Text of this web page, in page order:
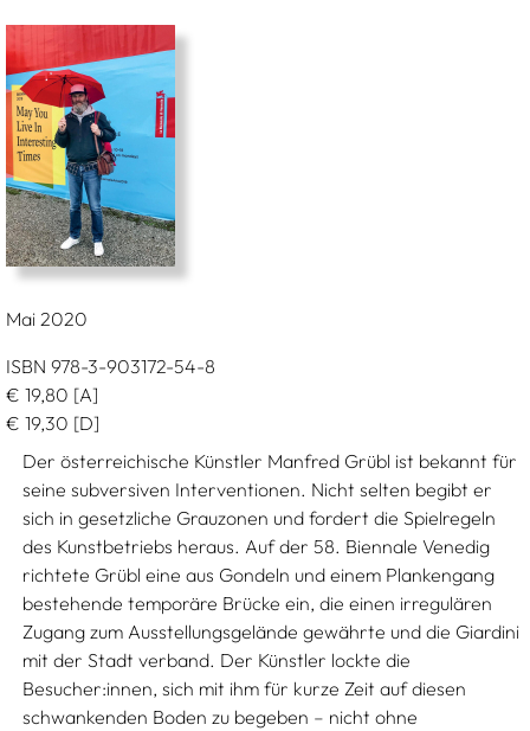
Mai 2020
ISBN 978-3-903172-54-8
€ 19,80 [A]
€ 19,30 [D]
Der österreichische Künstler Manfred Grübl ist bekannt für
seine subversiven Interventionen. Nicht selten begibt er
sich in gesetzliche Grauzonen und fordert die Spielregeln
des Kunstbetriebs heraus. Auf der 58. Biennale Venedig
richtete Grübl eine aus Gondeln und einem Plankengang
bestehende temporäre Brücke ein, die einen irregulären
Zugang zum Ausstellungsgelände gewährte und die Giardini
mit der Stadt verband. Der Künstler lockte die
Besucher:innen, sich mit ihm für kurze Zeit auf diesen
schwankenden Boden zu begeben – nicht ohne